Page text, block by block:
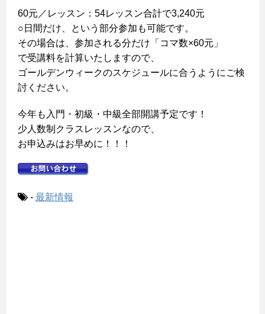
60元／レッスン：54レッスン合計で3,240元
○日間だけ、という部分参加も可能です。
その場合は、参加される分だけ「コマ数×60元」
で受講料を計算いたしますので、
ゴールデンウィークのスケジュールに合うようにご検
討ください。
今年も入門・初級・中級全部開講予定です！
少人数制クラスレッスンなので、
お申込みはお早めに！！！
- 最新情報